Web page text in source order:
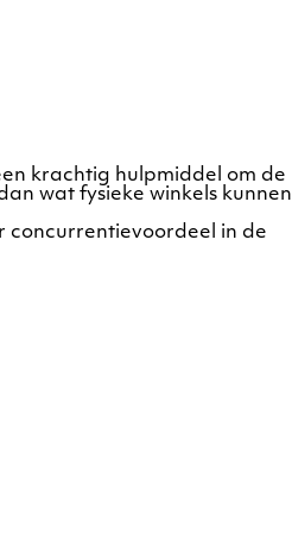
krachtig hulpmiddel om de
wat fysieke winkels kunnen
concurrentievoordeel in de